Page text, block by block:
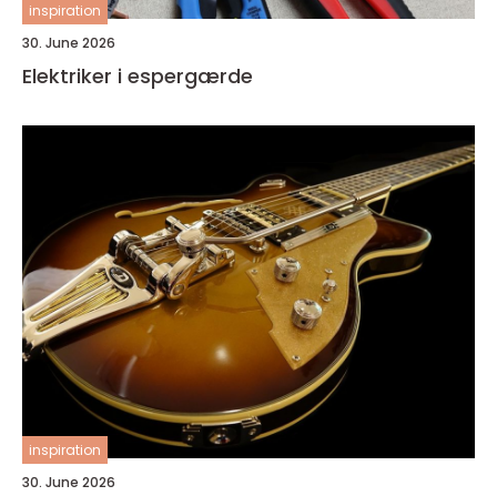
inspiration
30. June 2026
Elektriker i espergærde
inspiration
30. June 2026